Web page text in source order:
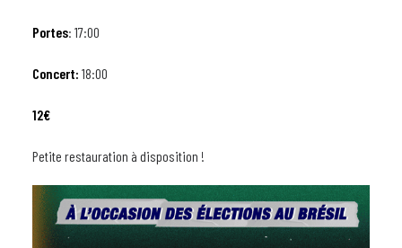
Portes: 17:00
Concert: 18:00
12€
Petite restauration à disposition !